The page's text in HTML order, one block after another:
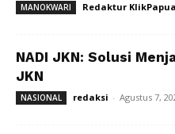
MANOKWARI Redaktur KlikPapua
NADI JKN: Solusi
JKN
NASIONAL redaksi - Agustus 7,